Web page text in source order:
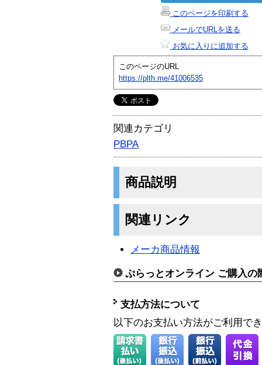
このページを印刷する
メールでURLを送る
お気に入りに追加する
このページのURL
https://plth.me/41006535
関連カテゴリ
PBPA
商品説明
関連リンク
メーカ商品情報
ぷらっとオンライン ご購入の
支払方法について
以下のお支払い方法がご利用で